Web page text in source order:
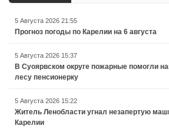
5 Августа 2026 21:55
Прогноз погоды по Карелии на 6 августа
5 Августа 2026 15:37
В Суоярвском округе пожарные помогли
лесу пенсионерку
5 Августа 2026 15:22
Житель Ленобласти угнал незапертую
Карелии